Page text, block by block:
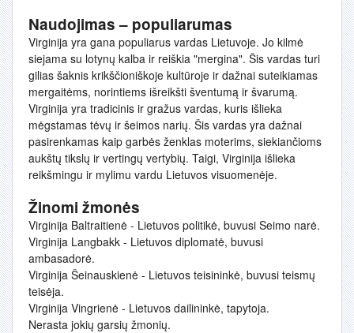
Naudojimas – populiarumas
Virginija yra gana populiarus vardas Lietuvoje. Jo kilmė
siejama su lotynų kalba ir reiškia "mergina". Šis vardas turi
gilias šaknis krikščioniškoje kultūroje ir dažnai suteikiamas
mergaitėms, norintiems išreikšti šventumą ir švarumą.
Virginija yra tradicinis ir gražus vardas, kuris išlieka
mėgstamas tėvų ir šeimos narių. Šis vardas yra dažnai
pasirenkamas kaip garbės ženklas moterims, siekiančioms
aukštų tikslų ir vertingų vertybių. Taigi, Virginija išlieka
reikšmingu ir mylimu vardu Lietuvos visuomenėje.
Žinomi žmonės
Virginija Baltraitienė - Lietuvos politikė, buvusi Seimo narė.
Virginija Langbakk - Lietuvos diplomatė, buvusi
ambasadorė.
Virginija Šeinauskienė - Lietuvos teisininkė, buvusi teismų
teisėja.
Virginija Vingrienė - Lietuvos dailininkė, tapytoja.
Nerasta jokių garsių žmonių.